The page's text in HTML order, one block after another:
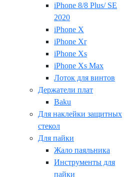
iPhone 8/8 Plus/ SE
2020
iPhone X
iPhone Xr
iPhone Xs
iPhone Xs Max
Лоток для винтов
Держатели плат
Baku
Для наклейки защитных
стекол
Для пайки
Жало паяльника
Инструменты для
пайки